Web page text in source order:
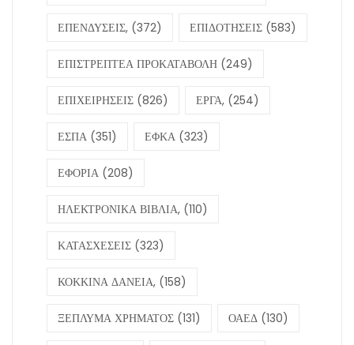
ΕΠΕΝΔΥΣΕΙΣ, (372) ΕΠΙΔΟΤΗΣΕΙΣ (583)
ΕΠΙΣΤΡΕΠΤΕΑ ΠΡΟΚΑΤΑΒΟΛΗ (249)
ΕΠΙΧΕΙΡΗΣΕΙΣ (826) ΕΡΓΑ, (254)
ΕΣΠΑ (351) ΕΦΚΑ (323)
ΕΦΟΡΙΑ (208)
ΗΛΕΚΤΡΟΝΙΚΑ ΒΙΒΛΙΑ, (110)
ΚΑΤΑΣΧΕΣΕΙΣ (323)
ΚΟΚΚΙΝΑ ΔΑΝΕΙΑ, (158)
ΞΕΠΛΥΜΑ ΧΡΗΜΑΤΟΣ (131) ΟΑΕΔ (130)